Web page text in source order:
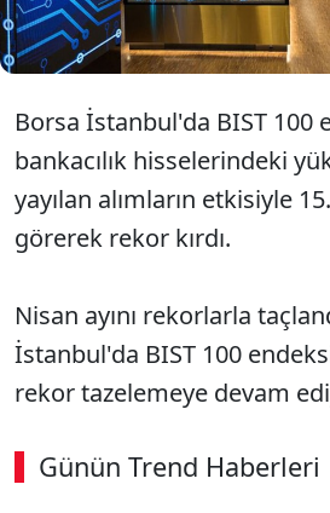
Borsa İstanbul'da BIST 100
bankacılık hisselerindeki
yayılan alımların etkisiyle
görerek rekor kırdı.
Nisan ayını rekorlarla
İstanbul'da BIST 100
rekor tazelemeye devam
Günün Trend Haberleri
00:02 / 09:15